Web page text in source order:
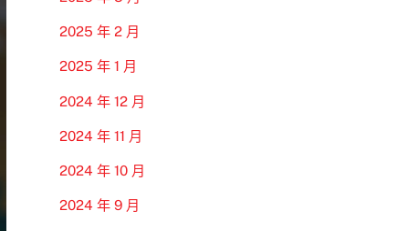
2025 年 2 月
2025 年 1 月
2024 年 12 月
2024 年 11 月
2024 年 10 月
2024 年 9 月